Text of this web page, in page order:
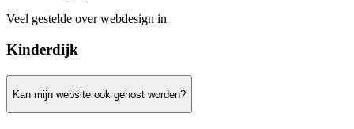
Veel gestelde over webdesign in
Kinderdijk
Kan mijn website ook gehost worden?